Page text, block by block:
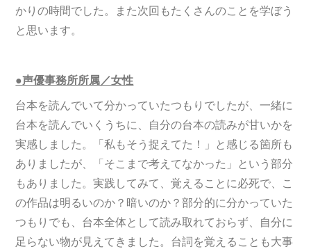
かりの時間でした。また次回もたくさんのことを学ぼう
と思います。
●声優事務所所属／女性
台本を読んでいて分かっていたつもりでしたが、一緒に
台本を読んでいくうちに、自分の台本の読みが甘いかを
実感しました。「私もそう捉えてた！」と感じる箇所も
ありましたが、「そこまで考えてなかった」という部分
もありました。実践してみて、覚えることに必死で、こ
の作品は明るいのか？暗いのか？部分的に分かっていた
つもりでも、台本全体として読み取れておらず、自分に
足らない物が見えてきました。台詞を覚えることも大事